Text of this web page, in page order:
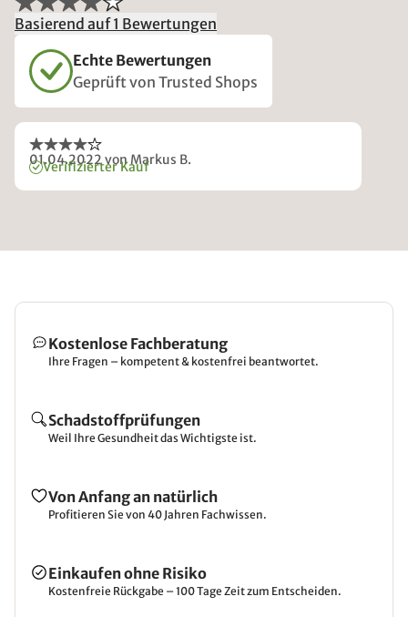
Basierend auf 1 Bewertungen
Echte Bewertungen
Geprüft von Trusted Shops
01.04.2022von Markus B.
Verifizierter Kauf
Kostenlose Fachberatung
Ihre Fragen – kompetent & kostenfrei beantwortet.
Schadstoffprüfungen
Weil Ihre Gesundheit das Wichtigste ist.
Von Anfang an natürlich
Profitieren Sie von 40 Jahren Fachwissen.
Einkaufen ohne Risiko
Kostenfreie Rückgabe – 100 Tage Zeit zum Entscheiden.